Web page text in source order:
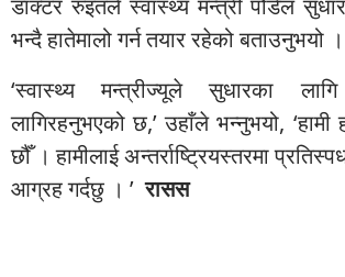
डाक्टर रुइतले स्वास्थ्य मन्त्री पौडेल
भन्दै हातेमालो गर्न तयार रहेको बताउनुभयो ।
‘स्वास्थ्य मन्त्रीज्यूले सुधारका
लागिरहनुभएको छ,’ उहाँले भन्नुभयो, ‘हामी
छौँ । हामीलाई अन्तर्राष्ट्रियस्तरमा
आग्रह गर्दछु । ’रासस